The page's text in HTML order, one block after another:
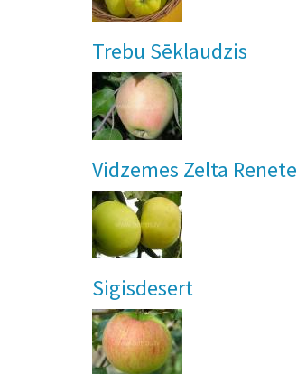
Trebu Sēklaudzis
Vidzemes Zelta Renete
Sigisdesert